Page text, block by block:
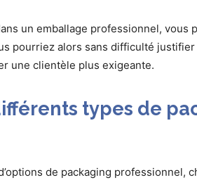
un emballage professionnel,
pourriez alors sans difficulté
une clientèle plus exigeante.
types de
de packaging professionnel,